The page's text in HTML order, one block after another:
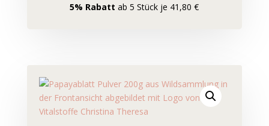
5% Rabatt ab 5 Stück je 41,80 €